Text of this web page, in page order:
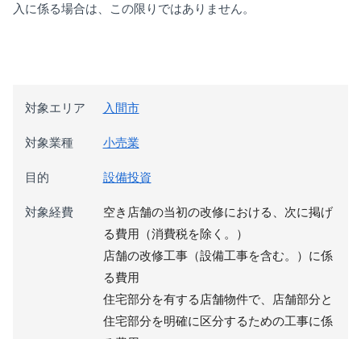
入に係る場合は、この限りではありません。
対象エリア 入間市
対象業種 小売業
目的 設備投資
対象経費
空き店舗の当初の改修における、次に掲げ
る費用（消費税を除く。）
店舗の改修工事（設備工事を含む。）に係
る費用
住宅部分を有する店舗物件で、店舗部分と
住宅部分を明確に区分するための工事に係